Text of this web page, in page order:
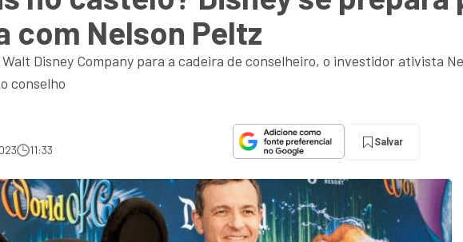
com Nelson Peltz
Disney Company para a cadeira de conselheiro, o investidor ativista
conselho
11:33
Salvar